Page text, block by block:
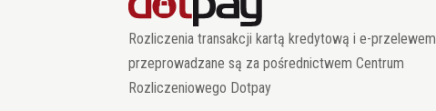
Rozliczenia transakcji kartą kredytową i e-przelewem
przeprowadzane są za pośrednictwem Centrum
Rozliczeniowego Dotpay